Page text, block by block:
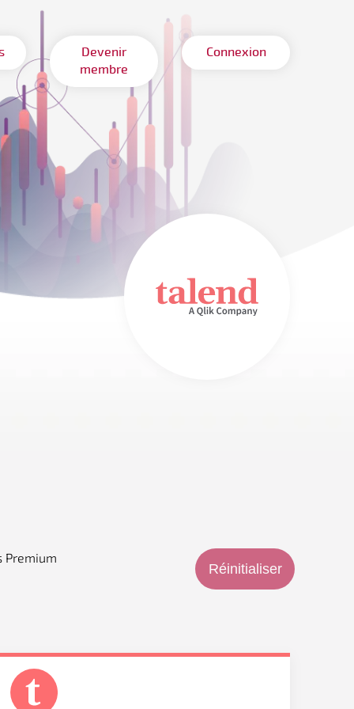
Devenir
membre
Connexion
Premium
Réinitialiser